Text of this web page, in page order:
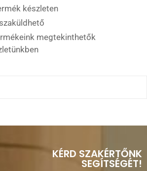
készleten
megtekinthetők
KÉRD SZAKÉRTŐNK
SEGÍTSÉGÉT!